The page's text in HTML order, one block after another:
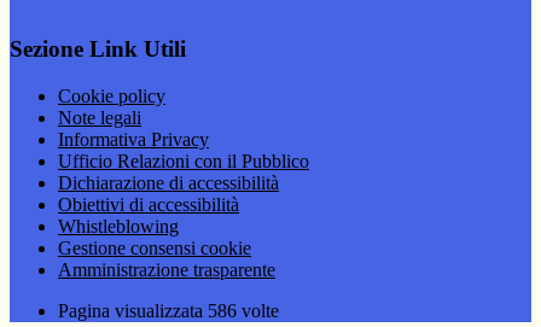
Sezione Link Utili
Cookie policy
Note legali
Informativa Privacy
Ufficio Relazioni con il Pubblico
Dichiarazione di accessibilità
Obiettivi di accessibilità
Whistleblowing
Gestione consensi cookie
Amministrazione trasparente
Pagina visualizzata 586 volte